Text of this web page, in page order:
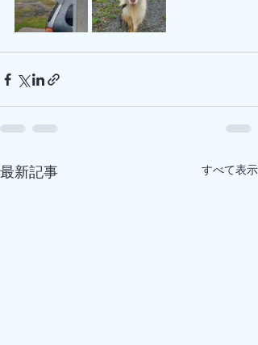
最新記事 すべて表示